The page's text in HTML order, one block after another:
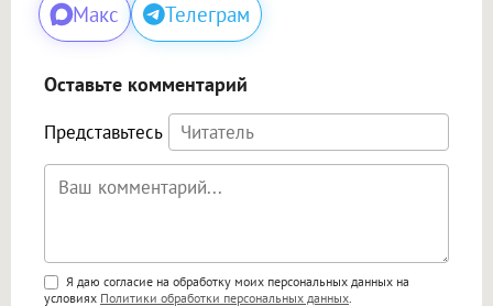
Макс Телеграм
Оставьте комментарий
Представьтесь
Поддержка HTML
Я даю согласие на обработку моих персональных данных на
условиях Политики обработки персональных данных